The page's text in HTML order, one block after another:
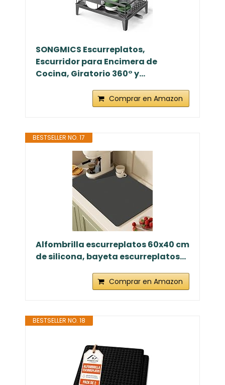
SONGMICS Escurreplatos,
Escurridor para Encimera de
Cocina, Giratorio 360° y...
Comprar en Amazon
BESTSELLER NO. 17
Alfombrilla escurreplatos 60x40 cm
de silicona, bayeta escurreplatos...
Comprar en Amazon
BESTSELLER NO. 18